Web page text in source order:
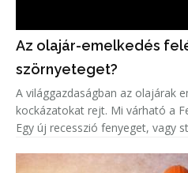
Az olajár-emelkedés
szörnyeteget?
A világgazdaságban az olajárak
kockázatokat rejt. Mi várható a
Egy új recesszió fenyeget, vagy